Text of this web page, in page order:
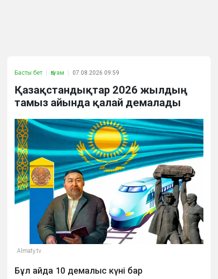
Басты бет Қоғам 07.08.2026 09:59
Қазақстандықтар 2026 жылдың
тамыз айында қалай демалады
Almaty.tv
Бұл айда 10 демалыс күні бар